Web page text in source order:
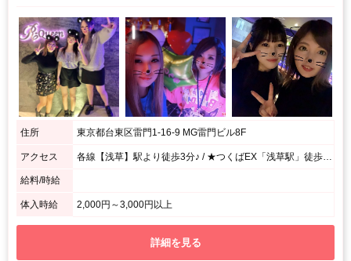
住所 東京都台東区雷門1-16-9 MG雷門ビル8F
アクセス
給料/時給
体入時給 2,000円～3,000円以上
詳細を見る